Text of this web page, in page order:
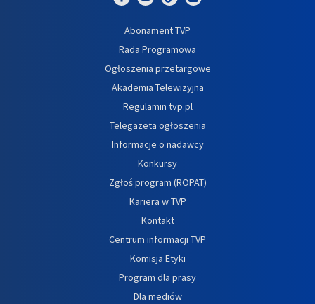
Abonament TVP
Rada Programowa
Ogłoszenia przetargowe
Akademia Telewizyjna
Regulamin tvp.pl
Telegazeta ogłoszenia
Informacje o nadawcy
Konkursy
Zgłoś program (ROPAT)
Kariera w TVP
Kontakt
Centrum informacji TVP
Komisja Etyki
Program dla prasy
Dla mediów